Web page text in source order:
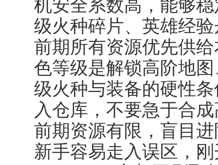
级火种碎片、英雄经
前期所有资源优先供
色等级是解锁高阶地
级火种与装备的硬性
入仓库，不要急于合
前期资源有限，盲目
新手容易走入误区，